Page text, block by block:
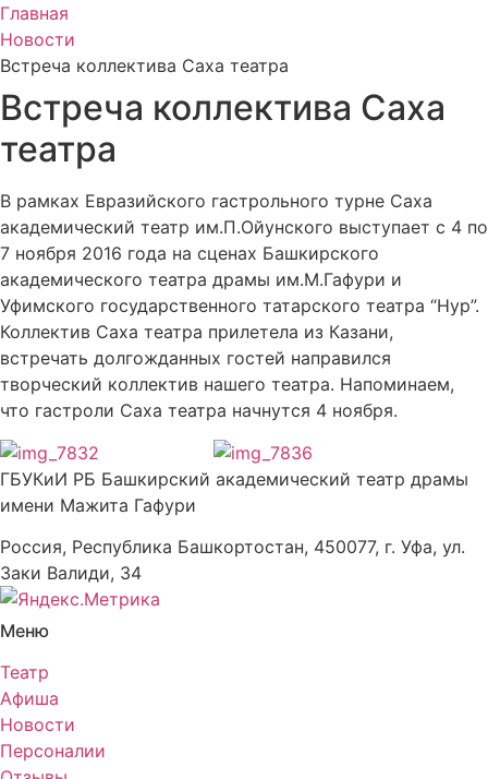
Главная
Новости
Встреча коллектива Саха театра
Встреча коллектива Саха
театра
В рамках Евразийского гастрольного турне Саха
академический театр им.П.Ойунского выступает с 4 по
7 ноября 2016 года на сценах Башкирского
академического театра драмы им.М.Гафури и
Уфимского государственного татарского театра “Нур”.
Коллектив Саха театра прилетела из Казани,
встречать долгожданных гостей направился
творческий коллектив нашего театра. Напоминаем,
что гастроли Саха театра начнутся 4 ноября.
ГБУКиИ РБ Башкирский академический театр драмы
имени Мажита Гафури
Россия, Республика Башкортостан, 450077, г. Уфа, ул.
Заки Валиди, 34
Меню
Театр
Афиша
Новости
Персоналии